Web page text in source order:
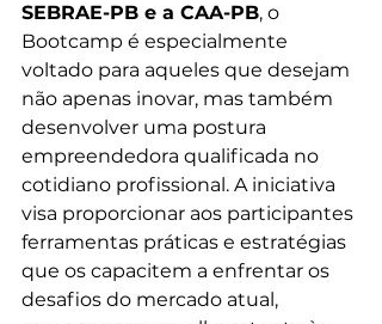
SEBRAE-PB e a CAA-PB, o
Bootcamp é especialmente
voltado para aqueles que desejam
não apenas inovar, mas também
desenvolver uma postura
empreendedora qualificada no
cotidiano profissional. A iniciativa
visa proporcionar aos participantes
ferramentas práticas e estratégias
que os capacitem a enfrentar os
desafios do mercado atual,